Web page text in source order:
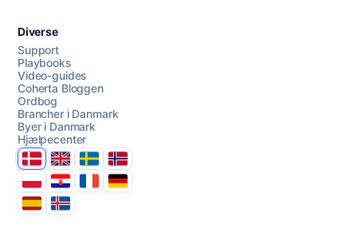
Diverse
Support
Playbooks
Video-guides
Coherta Bloggen
Ordbog
Brancher i Danmark
Byer i Danmark
Hjælpecenter
DanmarkUnited Kingdom
SverigeNorge
PolskaHrvatskaFranceDeutschland
EspanaÍsland